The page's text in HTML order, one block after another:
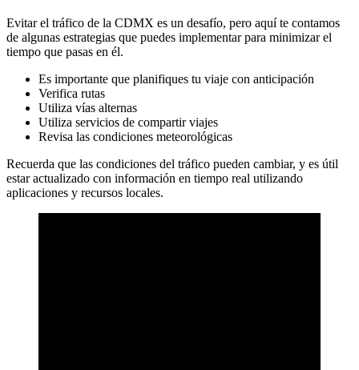
Evitar el tráfico de la CDMX es un desafío, pero aquí te contamos
de algunas estrategias que puedes implementar para minimizar el
tiempo que pasas en él.
Es importante que planifiques tu viaje con anticipación
Verifica rutas
Utiliza vías alternas
Utiliza servicios de compartir viajes
Revisa las condiciones meteorológicas
Recuerda que las condiciones del tráfico pueden cambiar, y es útil
estar actualizado con información en tiempo real utilizando
aplicaciones y recursos locales.